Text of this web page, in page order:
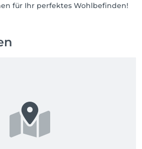
für Ihr perfektes Wohlbefinden!